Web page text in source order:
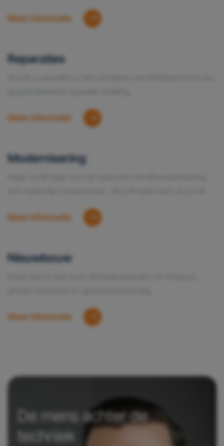
Meer informatie
Reparaties
Meer informatie
Modernisering
Meer informatie
Nieuwbouw
Meer informatie
De mens achter de
techniek